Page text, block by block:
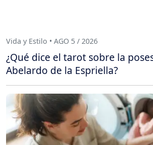
Vida y Estilo • AGO 5 / 2026
¿Qué dice el tarot sobre la
Abelardo de la Espriella?